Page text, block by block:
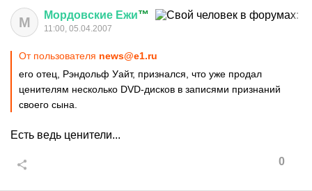
М Мордовские Ежи™
11:00, 05.04.2007
От пользователя news@e1.ru
его отец, Рэндольф Уайт, признался, что уже продал
ценителям несколько DVD-дисков в записями признаний
своего сына.
Есть ведь ценители...
0